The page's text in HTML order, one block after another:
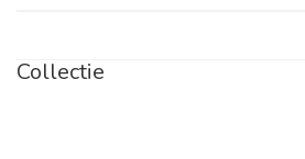
Collectie